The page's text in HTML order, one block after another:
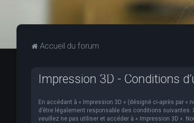
Accueil du forum
Impression 3D - Conditions
En accédant à « Impression 3D » (désigné ci-après par «
d’être légalement responsable des conditions
veuillez ne pas utiliser et accéder à « Impression 3D ».